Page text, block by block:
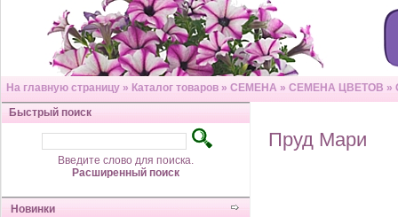
На главную страницу » Каталог товаров » СЕМЕНА » СЕМЕНА ЦВЕТОВ »
Быстрый поиск
Введите слово для поиска.
Расширенный поиск
Новинки
Пруд Мари